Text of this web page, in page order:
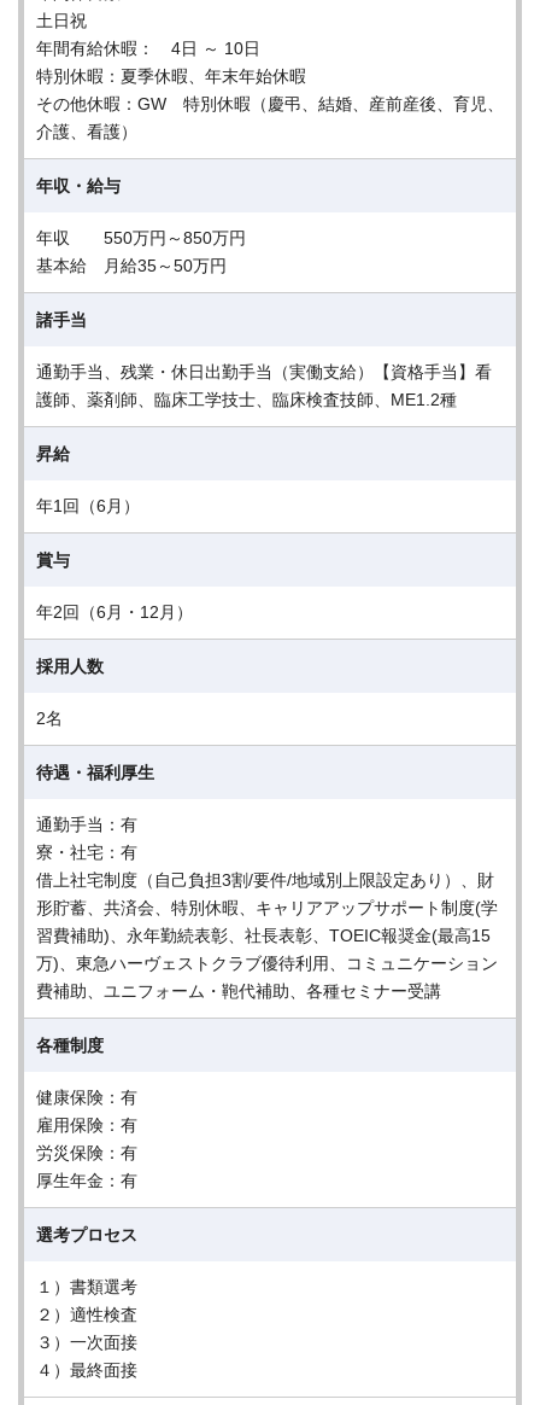
土日祝
年間有給休暇： 4日 ～ 10日
特別休暇：夏季休暇、年末年始休暇
その他休暇：GW 特別休暇（慶弔、結婚、産前産後、育児、
介護、看護）
年収・給与
年収 550万円～850万円
基本給 月給35～50万円
諸手当
通勤手当、残業・休日出勤手当（実働支給）【資格手当】看
護師、薬剤師、臨床工学技士、臨床検査技師、ME1.2種
昇給
年1回（6月）
賞与
年2回（6月・12月）
採用人数
2名
待遇・福利厚生
通勤手当：有
寮・社宅：有
借上社宅制度（自己負担3割/要件/地域別上限設定あり）、財
形貯蓄、共済会、特別休暇、キャリアアップサポート制度(学
習費補助)、永年勤続表彰、社長表彰、TOEIC報奨金(最高15
万)、東急ハーヴェストクラブ優待利用、コミュニケーション
費補助、ユニフォーム・鞄代補助、各種セミナー受講
各種制度
健康保険：有
雇用保険：有
労災保険：有
厚生年金：有
選考プロセス
１）書類選考
２）適性検査
３）一次面接
４）最終面接